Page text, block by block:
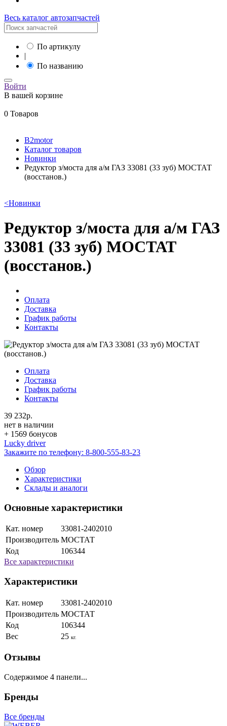
Весь каталог автозапчастей
По артикулу
|
По названию
Войти
В вашей корзине
0 Товаров
B2motor
Каталог товаров
Новинки
Редуктор з/моста для а/м ГАЗ 33081 (33 зуб) МОСТАТ
(восстанов.)
<Новинки
Редуктор з/моста для а/м ГАЗ
33081 (33 зуб) МОСТАТ
(восстанов.)
Оплата
Доставка
График работы
Контакты
Оплата
Доставка
График работы
Контакты
39 232р.
нет в наличии
+ 1569 бонусов
Lucky driver
Закажите по телефону: 8-800-555-83-23
Обзор
Характеристики
Склады и аналоги
Основные характеристики
Кат. номер
33081-2402010
Производитель МОСТАТ
Код
106344
Все характеристики
Характеристики
Кат. номер
33081-2402010
Производитель МОСТАТ
Код
106344
Вес
25 кг.
Отзывы
Содержимое 4 панели...
Бренды
Все бренды